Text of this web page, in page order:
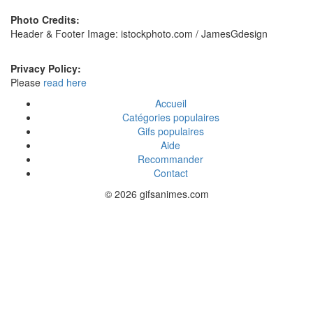
Photo Credits:
Header & Footer Image: istockphoto.com / JamesGdesign
Privacy Policy:
Please read here
Accueil
Catégories populaires
Gifs populaires
Aide
Recommander
Contact
© 2026 gifsanimes.com